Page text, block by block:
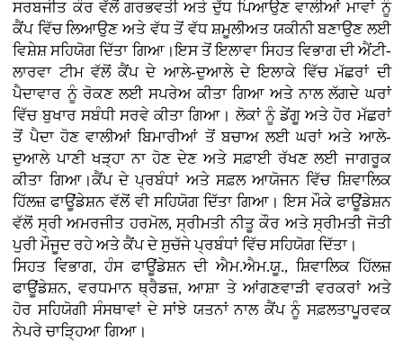
ਸਰਬਜੀਤ ਕੌਰ ਵੱਲੋਂ ਗਰਭਵਤੀ ਅਤੇ ਦੁੱਧ ਪਿਆਉਣ ਵਾਲੀਆਂ ਮਾਵਾਂ ਨੂੰ
ਕੈਂਪ ਵਿੱਚ ਲਿਆਉਣ ਅਤੇ ਵੱਧ ਤੋਂ ਵੱਧ ਸ਼ਮੂਲੀਅਤ ਯਕੀਨੀ ਬਣਾਉਣ ਲਈ
ਵਿਸ਼ੇਸ਼ ਸਹਿਯੋਗ ਦਿੱਤਾ ਗਿਆ।ਇਸ ਤੋਂ ਇਲਾਵਾ ਸਿਹਤ ਵਿਭਾਗ ਦੀ ਐਂਟੀ-
ਲਾਰਵਾ ਟੀਮ ਵੱਲੋਂ ਕੈਂਪ ਦੇ ਆਲੇ-ਦੁਆਲੇ ਦੇ ਇਲਾਕੇ ਵਿੱਚ ਮੱਛਰਾਂ ਦੀ
ਪੈਦਾਵਾਰ ਨੂੰ ਰੋਕਣ ਲਈ ਸਪਰੇਅ ਕੀਤਾ ਗਿਆ ਅਤੇ ਨਾਲ ਲੱਗਦੇ ਘਰਾਂ
ਵਿੱਚ ਬੁਖਾਰ ਸਬੰਧੀ ਸਰਵੇ ਕੀਤਾ ਗਿਆ। ਲੋਕਾਂ ਨੂੰ ਡੇਂਗੂ ਅਤੇ ਹੋਰ ਮੱਛਰਾਂ
ਤੋਂ ਪੈਦਾ ਹੋਣ ਵਾਲੀਆਂ ਬਿਮਾਰੀਆਂ ਤੋਂ ਬਚਾਅ ਲਈ ਘਰਾਂ ਅਤੇ ਆਲੇ-
ਦੁਆਲੇ ਪਾਣੀ ਖੜ੍ਹਾ ਨਾ ਹੋਣ ਦੇਣ ਅਤੇ ਸਫ਼ਾਈ ਰੱਖਣ ਲਈ ਜਾਗਰੂਕ
ਕੀਤਾ ਗਿਆ।ਕੈਂਪ ਦੇ ਪ੍ਰਬੰਧਾਂ ਅਤੇ ਸਫ਼ਲ ਆਯੋਜਨ ਵਿੱਚ ਸ਼ਿਵਾਲਿਕ
ਹਿੱਲਜ਼ ਫਾਊਂਡੇਸ਼ਨ ਵੱਲੋਂ ਵੀ ਸਹਿਯੋਗ ਦਿੱਤਾ ਗਿਆ। ਇਸ ਮੌਕੇ ਫਾਊਂਡੇਸ਼ਨ
ਵੱਲੋਂ ਸ੍ਰੀ ਅਮਰਜੀਤ ਹਰਮੋਲ, ਸ੍ਰੀਮਤੀ ਨੀਤੂ ਕੌਰ ਅਤੇ ਸ੍ਰੀਮਤੀ ਜੋਤੀ
ਪੁਰੀ ਮੌਜੂਦ ਰਹੇ ਅਤੇ ਕੈਂਪ ਦੇ ਸੁਚੱਜੇ ਪ੍ਰਬੰਧਾਂ ਵਿੱਚ ਸਹਿਯੋਗ ਦਿੱਤਾ।
ਸਿਹਤ ਵਿਭਾਗ, ਹੰਸ ਫਾਊਂਡੇਸ਼ਨ ਦੀ ਐਮ.ਐਮ.ਯੂ., ਸ਼ਿਵਾਲਿਕ ਹਿੱਲਜ਼
ਫਾਊਂਡੇਸ਼ਨ, ਵਰਧਮਾਨ ਥ੍ਰੈਡਜ਼, ਆਸ਼ਾ ਤੇ ਆਂਗਣਵਾੜੀ ਵਰਕਰਾਂ ਅਤੇ
ਹੋਰ ਸਹਿਯੋਗੀ ਸੰਸਥਾਵਾਂ ਦੇ ਸਾਂਝੇ ਯਤਨਾਂ ਨਾਲ ਕੈਂਪ ਨੂੰ ਸਫ਼ਲਤਾਪੂਰਵਕ
ਨੇਪਰੇ ਚਾੜ੍ਹਿਆ ਗਿਆ।